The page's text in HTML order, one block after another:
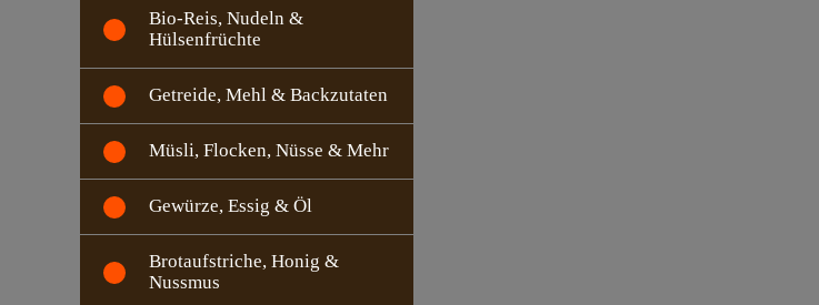
Bio-Reis, Nudeln &
Hülsenfrüchte
Getreide, Mehl & Backzutaten
Müsli, Flocken, Nüsse & Mehr
Gewürze, Essig & Öl
Brotaufstriche, Honig &
Nussmus